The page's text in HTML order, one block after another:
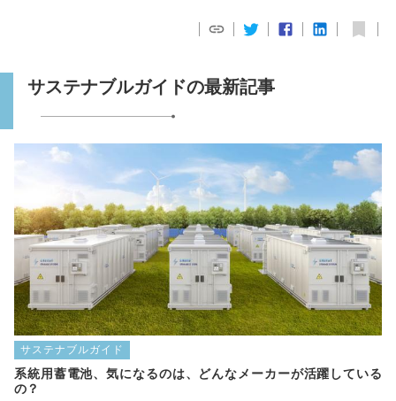
サステナブルガイドの最新記事
サステナブルガイド
系統用蓄電池、気になるのは、どんなメーカーが活躍している
の？